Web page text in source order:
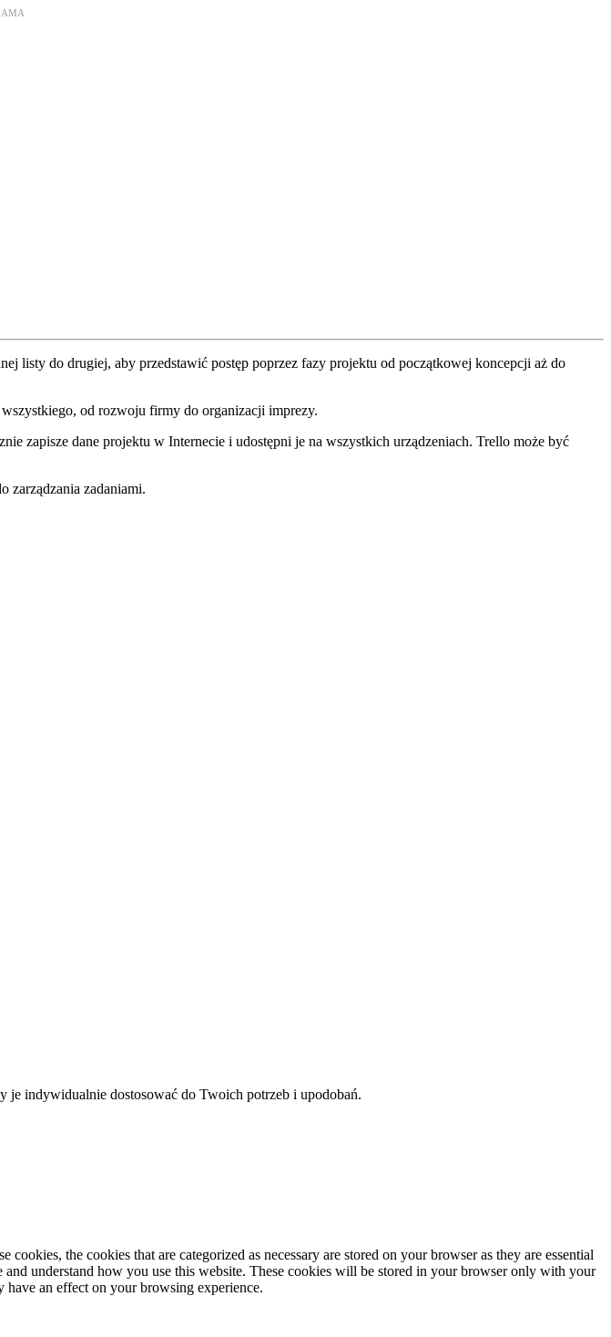
listy do drugiej, aby przedstawić postęp poprzez fazy projektu od początkowej koncepcji aż do
od rozwoju firmy do organizacji imprezy.
zapisze dane projektu w Internecie i udostępni je na wszystkich urządzeniach. Trello może być
zarządzania zadaniami.
indywidualnie dostosować do Twoich potrzeb i upodobań.
the cookies that are categorized as necessary are stored on your browser as they are essential
understand how you use this website. These cookies will be stored in your browser only with your
have an effect on your browsing experience.